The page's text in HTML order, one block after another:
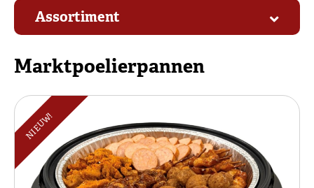
Assortiment
Marktpoelierpannen
NIEUW!